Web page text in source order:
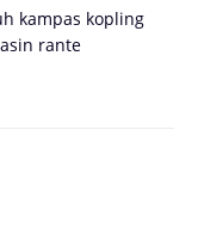
kampas kopling
rante